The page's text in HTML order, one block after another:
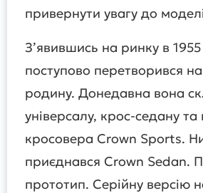
привернути увагу до
З’явившись на ринку в
поступово перетворився
родину. Донедавна вона
універсалу, крос-седану та
кросовера Crown Sports.
приєднався Crown Sedan.
прототип. Серійну версію